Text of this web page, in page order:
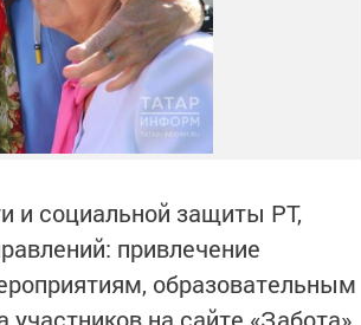
и социальной защиты РТ,
привлечение
образовательным